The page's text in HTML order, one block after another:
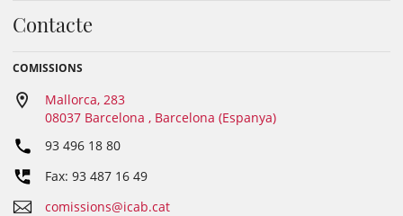
Contacte
COMISSIONS
Mallorca, 283
08037 Barcelona , Barcelona (Espanya)
93 496 18 80
Fax: 93 487 16 49
comissions@icab.cat